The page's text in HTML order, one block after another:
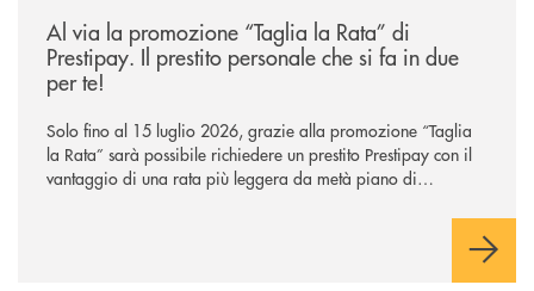
Al via la promozione “Taglia la Rata” di
Prestipay. Il prestito personale che si fa in due
per te!
Solo fino al 15 luglio 2026, grazie alla promozione “Taglia
la Rata” sarà possibile richiedere un prestito Prestipay con il
vantaggio di una rata più leggera da metà piano di